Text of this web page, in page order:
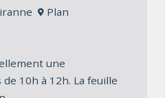
Plan
une
10h à 12h. La feuille